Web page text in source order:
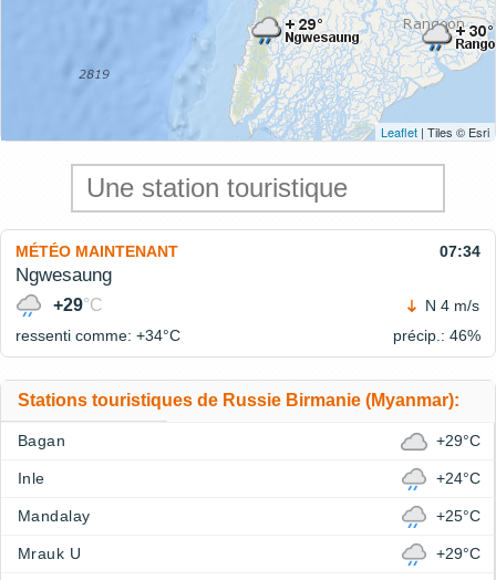
Leaflet | Tiles © Esri
MÉTÉO MAINTENANT 07:34
Ngwesaung
+29°C
N 4 m/s
ressenti comme: +34°C précip.: 46%
Stations touristiques de Russie Birmanie (Myanmar):
Bagan +29°C
Inle +24°C
Mandalay +25°C
Mrauk U +29°C